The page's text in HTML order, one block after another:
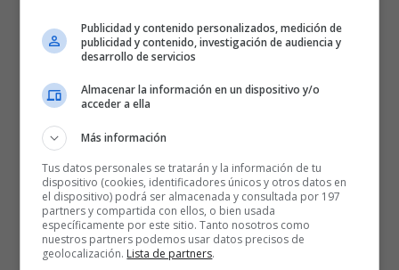
Publicidad y contenido personalizados, medición de
publicidad y contenido, investigación de audiencia y
desarrollo de servicios
Almacenar la información en un dispositivo y/o
acceder a ella
Más información
Tus datos personales se tratarán y la información de tu
dispositivo (cookies, identificadores únicos y otros datos en
el dispositivo) podrá ser almacenada y consultada por 197
partners y compartida con ellos, o bien usada
específicamente por este sitio. Tanto nosotros como
nuestros partners podemos usar datos precisos de
geolocalización. Lista de partners.